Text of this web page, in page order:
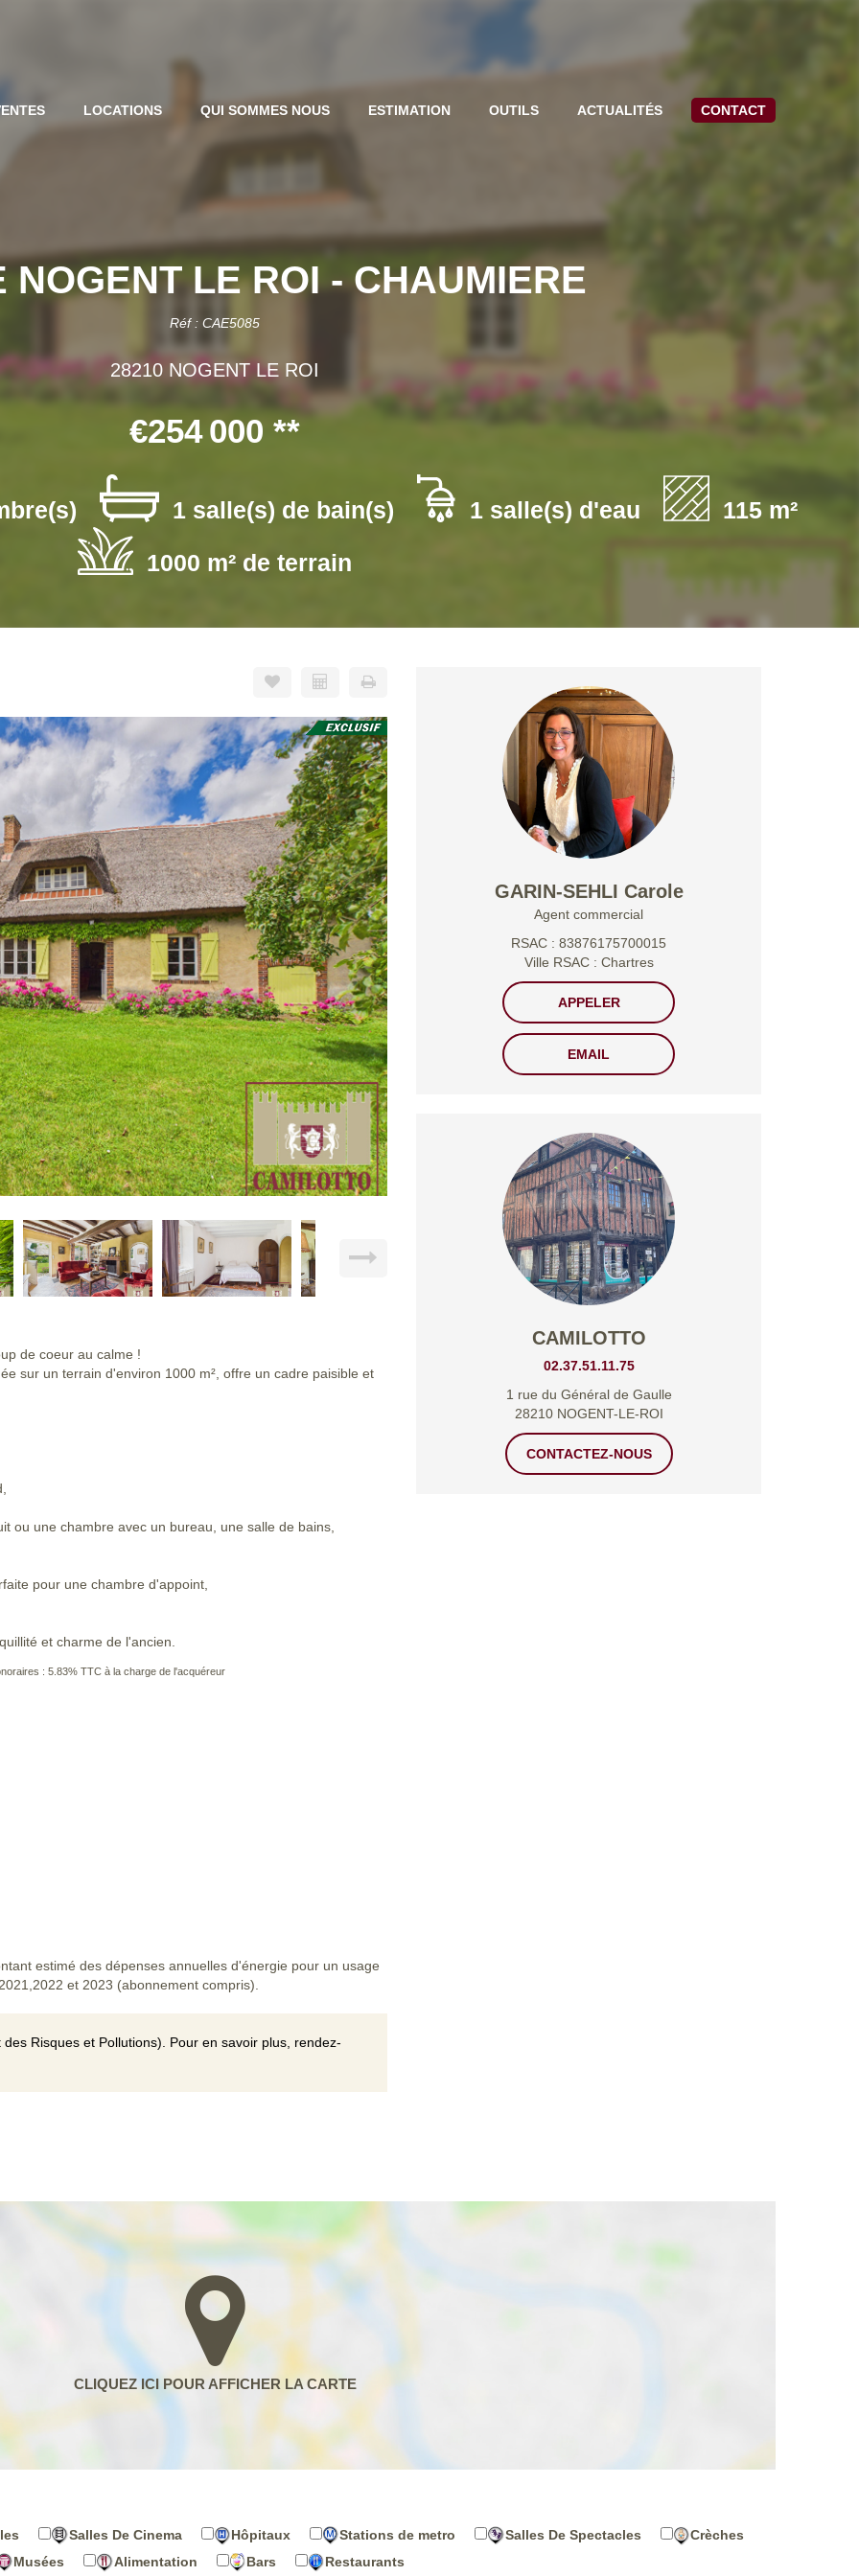
LOCATIONS QUI SOMMES NOUS ESTIMATION OUTILS ACTUALITÉS CONTACT
NOGENT LE ROI - CHAUMIERE
Réf : CAE5085
28210 NOGENT LE ROI
€254 000 **
1 salle(s) de bain(s) 1 salle(s) d'eau
115 m²
1000 m² de terrain
de coeur au calme !
sur un terrain d'environ 1000 m², offre un cadre paisible et
ou une chambre avec un bureau, une salle de bains,
pour une chambre d'appoint,
et charme de l'ancien.
: 5.83% TTC à la charge de l'acquéreur
estimé des dépenses annuelles d'énergie pour un usage
et 2023 (abonnement compris).
Risques et Pollutions). Pour en savoir plus, rendez-
GARIN-SEHLI Carole
Agent commercial
RSAC : 83876175700015
Ville RSAC : Chartres
APPELER
EMAIL
CAMILOTTO
02.37.51.11.75
1 rue du Général de Gaulle
28210 NOGENT-LE-ROI
CONTACTEZ-NOUS
Salles De Cinema Hôpitaux Stations de metro Salles De Spectacles
Crèches
Musées
Alimentation Bars Restaurants